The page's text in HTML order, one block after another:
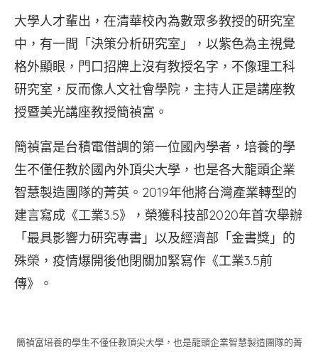
大學人才輩出，在清華校內為數眾多教授的研究室
中，有一間「決策分析研究室」，以紫色為主視覺
格外顯眼，門口招牌上沒有教授名字，不像理工科
研究室，反而像人文社會學院，主持人正是講座教
授暨美光講座教授簡禎富。
簡禎富是台積電借調的第一位國內學者，培養的學
生不僅任教於國內外頂尖大學，也是各大龍頭企業
智慧製造團隊的菁英。2019年他將台灣產業轉型的
建言寫成《工業3.5》，榮獲科技部2020年首次舉辦
「最具影響力研究專書」以及經濟部「金書獎」的
殊榮，疫情爆開後他閉關加緊寫作《工業3.5前
傳》。
簡禎富培養的學生不僅任教頂尖大學，也是龍頭企業智慧製造團隊的菁